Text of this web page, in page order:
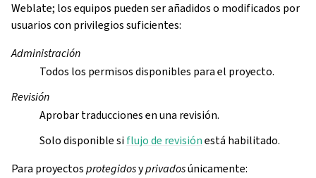
Weblate; los equipos pueden ser añadidos o modificados por
usuarios con privilegios suficientes:
Administración
Todos los permisos disponibles para el proyecto.
Revisión
Aprobar traducciones en una revisión.
Solo disponible siflujo de revisiónestá habilitado.
Para proyectosprotegidosyprivadosúnicamente: